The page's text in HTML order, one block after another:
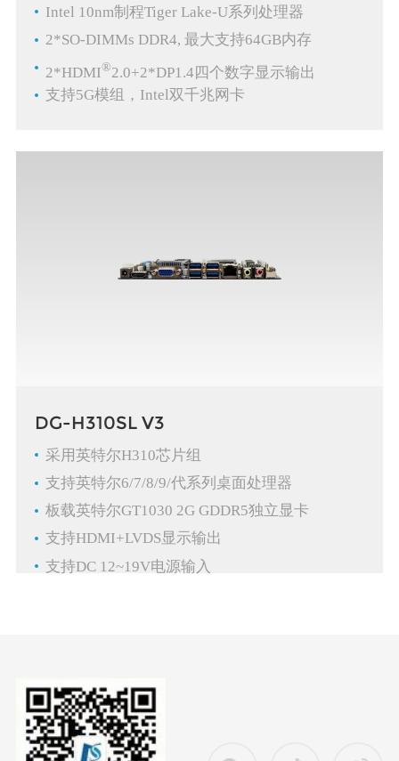
Intel 10nm制程Tiger Lake-U系列处理器
2*SO-DIMMs DDR4, 最大支持64GB内存
2*HDMI®2.0+2*DP1.4四个数字显示输出
支持5G模组，Intel双千兆网卡
DG-H310SL V3
采用英特尔H310芯片组
支持英特尔6/7/8/9/代系列桌面处理器
板载英特尔GT1030 2G GDDR5独立显卡
支持HDMI+LVDS显示输出
支持DC 12~19V电源输入